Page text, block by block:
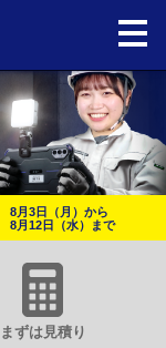
8月3日（月）から
8月12日（水）まで
まずは見積り